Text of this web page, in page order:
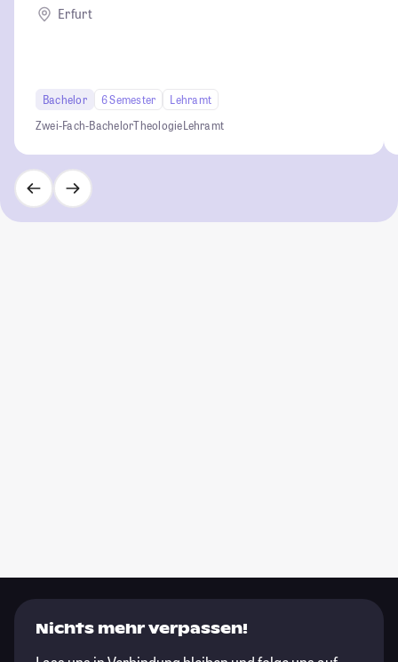
Erfurt
Bachelor 6 Semester
Lehramt
Zwei-Fach-BachelorTheologieLehramt
Nichts mehr verpassen!